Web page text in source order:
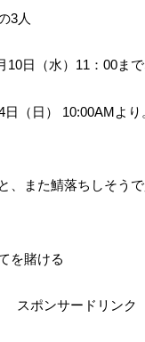
3人
10日（水）11：00ま
日（日） 10:00AMよ
、また鯖落ちしそう
を賭ける
スポンサードリンク